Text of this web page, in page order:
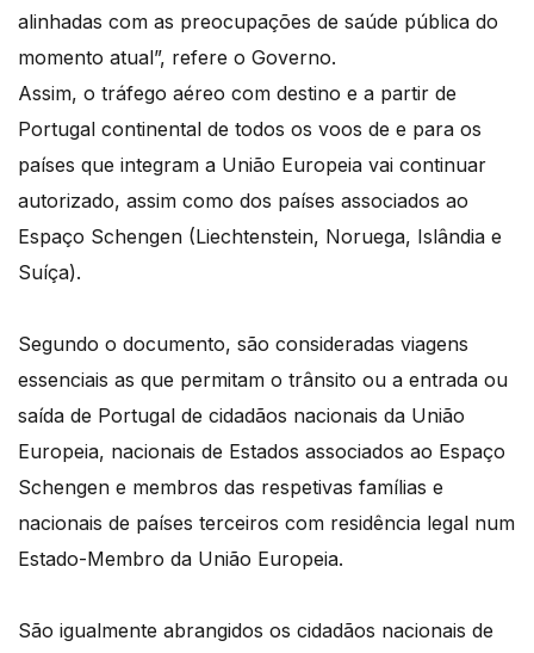
alinhadas com as preocupações de saúde pública do
momento atual”, refere o Governo.
Assim, o tráfego aéreo com destino e a partir de
Portugal continental de todos os voos de e para os
países que integram a União Europeia vai continuar
autorizado, assim como dos países associados ao
Espaço Schengen (Liechtenstein, Noruega, Islândia e
Suíça).
Segundo o documento, são consideradas viagens
essenciais as que permitam o trânsito ou a entrada ou
saída de Portugal de cidadãos nacionais da União
Europeia, nacionais de Estados associados ao Espaço
Schengen e membros das respetivas famílias e
nacionais de países terceiros com residência legal num
Estado-Membro da União Europeia.
São igualmente abrangidos os cidadãos nacionais de